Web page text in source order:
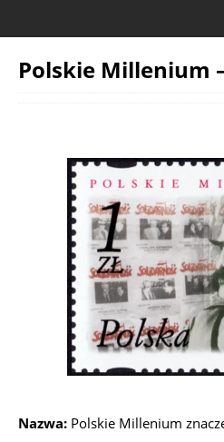
Polskie Millenium
Nazwa: Polskie Millenium